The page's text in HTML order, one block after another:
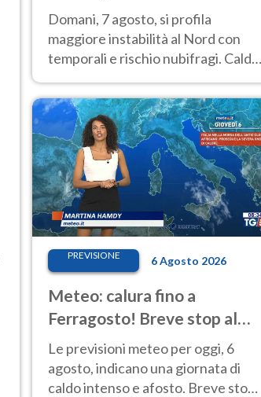
Sud caldo estremo
Domani, 7 agosto, si profila
maggiore instabilità al Nord con
temporali e rischio nubifragi. Caldo
previsioni.
PREVISIONE 6 Agosto 2026
Meteo: calura fino a
Ferragosto! Breve stop al
Nord tra 7 e 9 agosto
Le previsioni meteo per oggi, 6
agosto, indicano una giornata di
caldo intenso e afosto. Breve stop